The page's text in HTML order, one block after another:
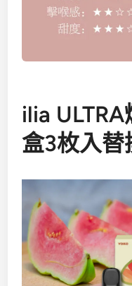
ilia
盒3枚入替